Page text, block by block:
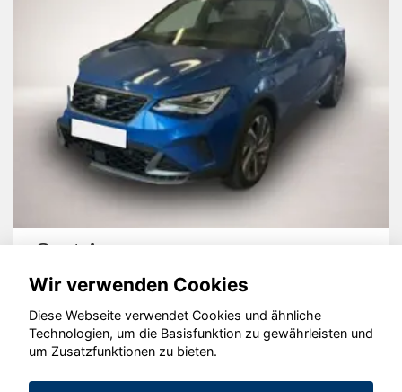
Seat Arona
© konjunkturmotor.de GmbH 2020 - 2026
Wir verwenden Cookies
Diese Webseite verwendet Cookies und ähnliche
Technologien, um die Basisfunktion zu gewährleisten und
um Zusatzfunktionen zu bieten.